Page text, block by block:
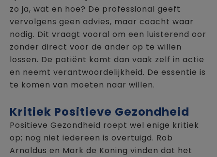
zo ja, wat en hoe? De professional geeft
vervolgens geen advies, maar coacht waar
nodig. Dit vraagt vooral om een luisterend oor
zonder direct voor de ander op te willen
lossen. De patiënt komt dan vaak zelf in actie
en neemt verantwoordelijkheid. De essentie is
te komen van moeten naar willen.
Kritiek Positieve Gezondheid
Positieve Gezondheid roept wel enige kritiek
op; nog niet iedereen is overtuigd. Rob
Arnoldus en Mark de Koning vinden dat het